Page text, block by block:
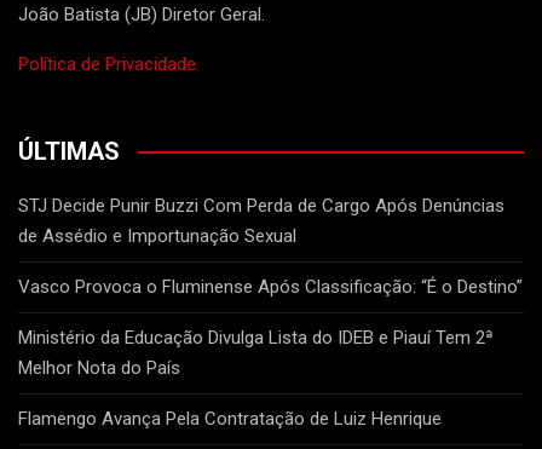
João Batista (JB) Diretor Geral.
Política de Privacidade.
ÚLTIMAS
STJ Decide Punir Buzzi Com Perda de Cargo Após Denúncias
de Assédio e Importunação Sexual
Vasco Provoca o Fluminense Após Classificação: “É o Destino”
Ministério da Educação Divulga Lista do IDEB e Piauí Tem 2ª
Melhor Nota do País
Flamengo Avança Pela Contratação de Luiz Henrique